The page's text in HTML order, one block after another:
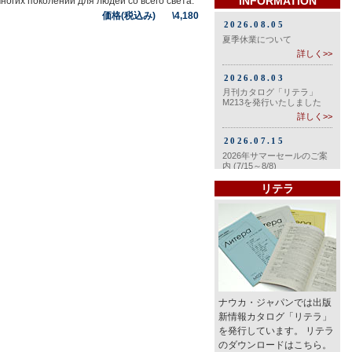
価格(税込み) \4,180
リテラ
ナウカ・ジャパンでは出版
新情報カタログ「リテラ」
を発行しています。 リテラ
のダウンロードはこちら。